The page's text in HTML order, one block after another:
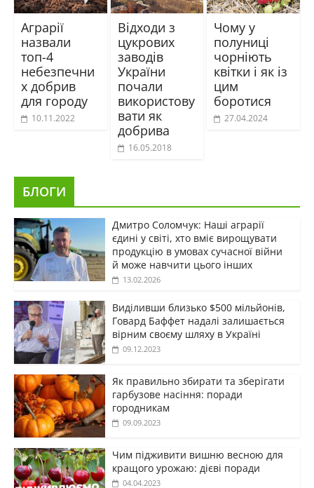
Аграрії
назвали
топ-4
небезпечни
х добрив
для городу
10.11.2022
Відходи з
цукрових
заводів
України
почали
використову
вати як
добрива
16.05.2018
Чому у
полуниці
чорніють
квітки і як із
цим
боротися
27.04.2024
БЛОГИ
Дмитро Соломчук: Наші аграрії
єдині у світі, хто вміє вирощувати
продукцію в умовах сучасної війни
й може навчити цього інших
13.02.2026
Виділивши близько $500 мільйонів,
Говард Баффет надалі залишається
вірним своєму шляху в Україні
09.12.2023
Як правильно збирати та зберігати
гарбузове насіння: поради
городникам
09.09.2023
Чим підживити вишню весною для
кращого урожаю: дієві поради
04.04.2023